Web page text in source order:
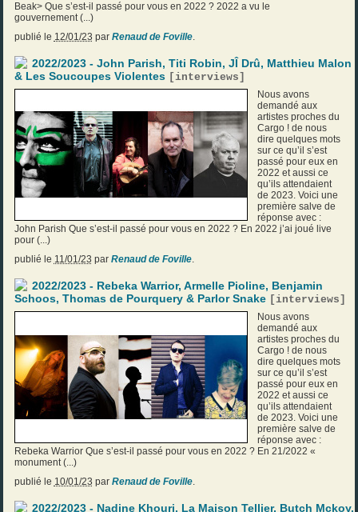
Beak> Que s’est-il passé pour vous en 2022 ? 2022 a vu le
gouvernement (...)
publié le 12/01/23 par Renaud de Foville.
2022/2023 - John Parish, Titi Robin, JÎ Drû, Matthieu Malon
& Les Soucoupes Violentes [interviews ]
Nous avons
demandé aux
artistes proches du
Cargo ! de nous
dire quelques mots
sur ce qu’il s’est
passé pour eux en
2022 et aussi ce
qu’ils attendaient
de 2023. Voici une
première salve de
réponse avec :
John Parish Que s’est-il passé pour vous en 2022 ? En 2022 j’ai joué live
pour (...)
publié le 11/01/23 par Renaud de Foville.
2022/2023 - Rebeka Warrior, Armelle Pioline, Benjamin
Schoos, Thomas de Pourquery & Parlor Snake [interviews ]
Nous avons
demandé aux
artistes proches du
Cargo ! de nous
dire quelques mots
sur ce qu’il s’est
passé pour eux en
2022 et aussi ce
qu’ils attendaient
de 2023. Voici une
première salve de
réponse avec :
Rebeka Warrior Que s’est-il passé pour vous en 2022 ? En 21/2022 «
monument (...)
publié le 10/01/23 par Renaud de Foville.
2022/2023 - Nadine Khouri, La Maison Tellier, Butch Mckoy,